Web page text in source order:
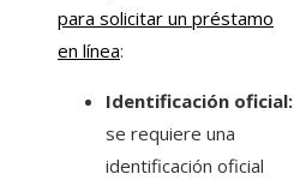
para solicitar un préstamo
en línea:
Identificación oficial:
se requiere una
identificación oficial